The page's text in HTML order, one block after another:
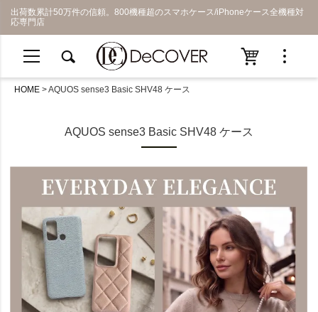
出荷数累計50万件の信頼。800機種超のスマホケース/iPhoneケース全機種対
応専門店
HOME AQUOS sense3 Basic SHV48 ケース
AQUOS sense3 Basic SHV48 ケース